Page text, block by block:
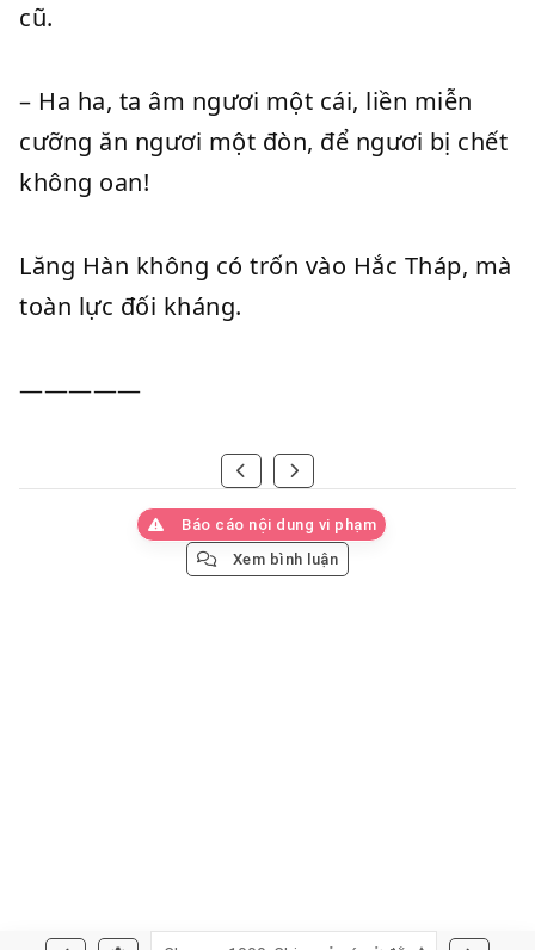
cũ.
– Ha ha, ta âm ngươi một cái, liền miễn
cưỡng ăn ngươi một đòn, để ngươi bị chết
không oan!
Lăng Hàn không có trốn vào Hắc Tháp, mà
toàn lực đối kháng.
—————
Báo cáo nội dung vi phạm
Xem bình luận